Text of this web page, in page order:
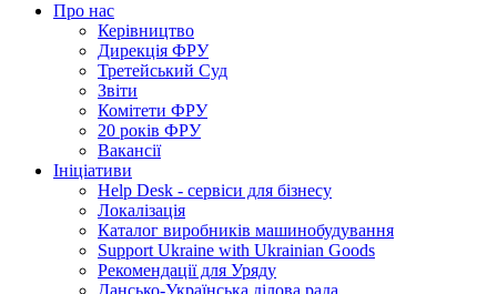
Про нас
Керівництво
Дирекція ФРУ
Третейський Суд
Звіти
Комітети ФРУ
20 років ФРУ
Вакансії
Ініціативи
Help Desk - сервіси для бізнесу
Локалізація
Каталог виробників машинобудування
Support Ukraine with Ukrainian Goods
Рекомендації для Уряду
Дансько-Українська ділова рада